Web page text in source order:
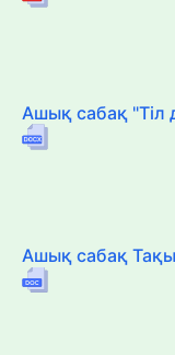
Ашық сабақ "Тіл
Ашық сабақ